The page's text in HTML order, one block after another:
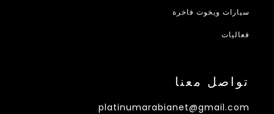
سيارات ويخوت فاخرة
فعاليات
تواصل معنا
platinumarabianet@gmail.com